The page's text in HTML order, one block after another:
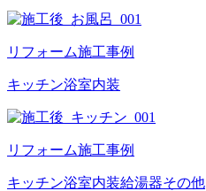
リフォーム施工事例
キッチン浴室内装
リフォーム施工事例
キッチン浴室内装給湯器その他